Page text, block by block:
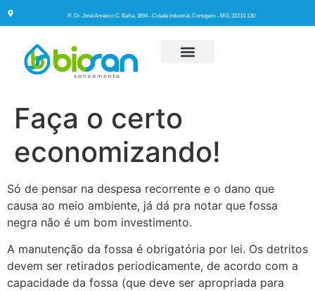
R. Dr. José Américo C. Bahia, 1694 - Cidade Industrial, Contagem - MG, 32210-130
Faça o certo
economizando!
Só de pensar na despesa recorrente e o dano que
causa ao meio ambiente, já dá pra notar que fossa
negra não é um bom investimento.
A manutenção da fossa é obrigatória por lei. Os detritos
devem ser retirados periodicamente, de acordo com a
capacidade da fossa (que deve ser apropriada para